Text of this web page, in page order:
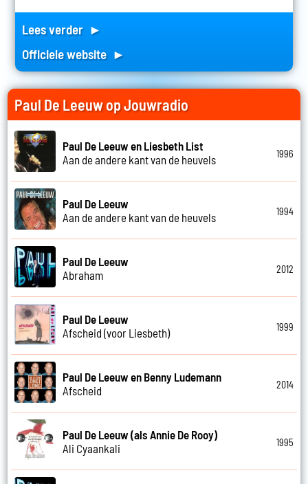
Lees verder ►
Officiele website ►
Paul De Leeuw op Jouwradio
Paul De Leeuw en Liesbeth List
Aan de andere kant van de heuvels
1996
Paul De Leeuw
Aan de andere kant van de heuvels
1994
Paul De Leeuw
Abraham
2012
Paul De Leeuw
Afscheid (voor Liesbeth)
1999
Paul De Leeuw en Benny Ludemann
Afscheid
2014
Paul De Leeuw (als Annie De Rooy)
Ali Cyaankali
1995